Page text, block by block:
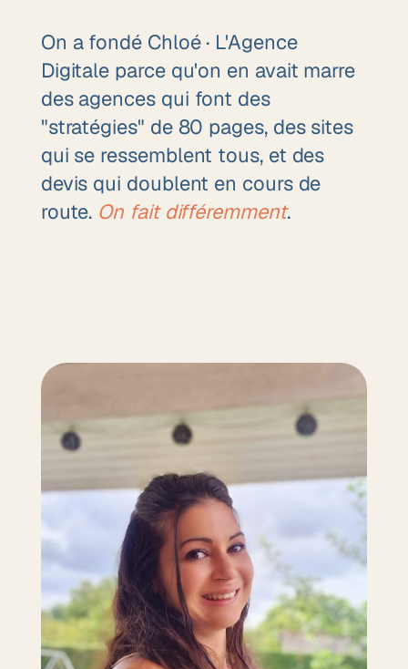
On a fondé Chloé · L'Agence
Digitale parce qu'on en avait marre
des agences qui font des
"stratégies" de 80 pages, des sites
qui se ressemblent tous, et des
devis qui doublent en cours de
route. On fait différemment.